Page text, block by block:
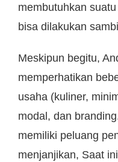
membutuhkan
bisa dilakukan
Meskipun begitu,
memperhatikan
usaha (kuliner,
modal, dan
memiliki peluang
menjanjikan, Saat